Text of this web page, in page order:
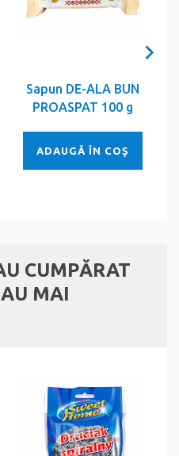
Sapun DE-ALA BUN
PROASPAT 100 g
ADAUGĂ ÎN COŞ
CUMPĂRAT
MAI